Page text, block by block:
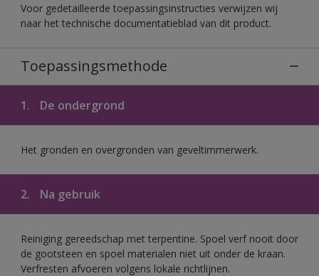
Voor gedetailleerde toepassingsinstructies verwijzen wij
naar het technische documentatieblad van dit product.
Toepassingsmethode
1. De ondergrond
Het gronden en overgronden van geveltimmerwerk.
2. Na gebruik
Reiniging gereedschap met terpentine. Spoel verf nooit door
de gootsteen en spoel materialen niet uit onder de kraan.
Verfresten afvoeren volgens lokale richtlijnen.